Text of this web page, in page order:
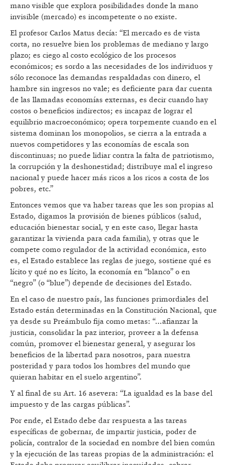
mano visible que explora posibilidades donde la mano
invisible (mercado) es incompetente o no existe.
El profesor Carlos Matus decía: “El mercado es de vista
corta, no resuelve bien los problemas de mediano y largo
plazo; es ciego al costo ecológico de los procesos
económicos; es sordo a las necesidades de los individuos y
sólo reconoce las demandas respaldadas con dinero, el
hambre sin ingresos no vale; es deficiente para dar cuenta
de las llamadas economías externas, es decir cuando hay
costos o beneficios indirectos; es incapaz de lograr el
equilibrio macroeconómico; opera torpemente cuando en el
sistema dominan los monopolios, se cierra a la entrada a
nuevos competidores y las economías de escala son
discontinuas; no puede lidiar contra la falta de patriotismo,
la corrupción y la deshonestidad; distribuye mal el ingreso
nacional y puede hacer más ricos a los ricos a costa de los
pobres, etc.”
Entonces vemos que va haber tareas que les son propias al
Estado, digamos la provisión de bienes públicos (salud,
educación bienestar social, y en este caso, llegar hasta
garantizar la vivienda para cada familia), y otras que le
compete como regulador de la actividad económica, esto
es, el Estado establece las reglas de juego, sostiene qué es
lícito y qué no es lícito, la economía en “blanco” o en
“negro” (o “blue”) depende de decisiones del Estado.
En el caso de nuestro país, las funciones primordiales del
Estado están determinadas en la Constitución Nacional, que
ya desde su Preámbulo fija como metas: “…afianzar la
justicia, consolidar la paz interior, proveer a la defensa
común, promover el bienestar general, y asegurar los
beneficios de la libertad para nosotros, para nuestra
posteridad y para todos los hombres del mundo que
quieran habitar en el suelo argentino”.
Y al final de su Art. 16 asevera: “La igualdad es la base del
impuesto y de las cargas públicas”.
Por ende, el Estado debe dar respuesta a las tareas
específicas de gobernar, de impartir justicia, poder de
policía, contralor de la sociedad en nombre del bien común
y la ejecución de las tareas propias de la administración: el